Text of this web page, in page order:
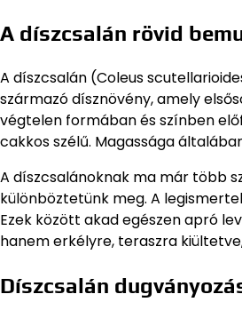
A díszcsalán rövid
A díszcsalán (Coleus
származó dísznövény, amely
végtelen formában és színben
cakkos szélű. Magassága
A díszcsalánoknak ma már több
különböztetünk meg. A
Ezek között akad egészen apró
hanem erkélyre, teraszra
Díszcsalán